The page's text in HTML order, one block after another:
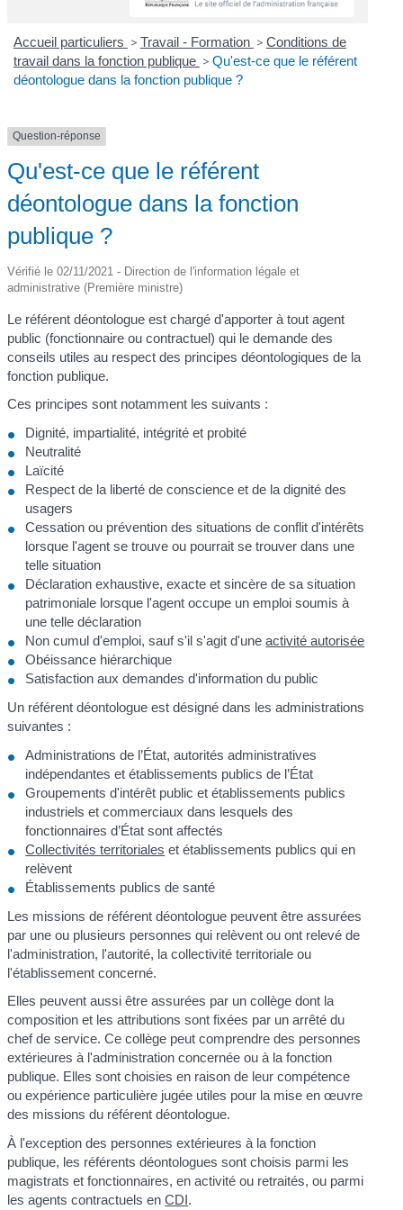
Accueil particuliers > Travail - Formation > Conditions de
travail dans la fonction publique > Qu'est-ce que le référent
déontologue dans la fonction publique ?
Question-réponse
Qu'est-ce que le référent
déontologue dans la fonction
publique ?
Vérifié le 02/11/2021 - Direction de l'information légale et
administrative (Première ministre)
Le référent déontologue est chargé d'apporter à tout agent
public (fonctionnaire ou contractuel) qui le demande des
conseils utiles au respect des principes déontologiques de la
fonction publique.
Ces principes sont notamment les suivants :
Dignité, impartialité, intégrité et probité
Neutralité
Laïcité
Respect de la liberté de conscience et de la dignité des
usagers
Cessation ou prévention des situations de conflit d'intérêts
lorsque l'agent se trouve ou pourrait se trouver dans une
telle situation
Déclaration exhaustive, exacte et sincère de sa situation
patrimoniale lorsque l'agent occupe un emploi soumis à
une telle déclaration
Non cumul d'emploi, sauf s'il s'agit d'uneactivité autorisée
Obéissance hiérarchique
Satisfaction aux demandes d'information du public
Un référent déontologue est désigné dans les administrations
suivantes :
Administrations de l’État, autorités administratives
indépendantes et établissements publics de l’État
Groupements d'intérêt public et établissements publics
industriels et commerciaux dans lesquels des
fonctionnaires d’État sont affectés
Collectivités territoriales et établissements publics qui en
relèvent
Établissements publics de santé
Les missions de référent déontologue peuvent être assurées
par une ou plusieurs personnes qui relèvent ou ont relevé de
l'administration, l'autorité, la collectivité territoriale ou
l'établissement concerné.
Elles peuvent aussi être assurées par un collège dont la
composition et les attributions sont fixées par un arrêté du
chef de service. Ce collège peut comprendre des personnes
extérieures à l'administration concernée ou à la fonction
publique. Elles sont choisies en raison de leur compétence
ou expérience particulière jugée utiles pour la mise en œuvre
des missions du référent déontologue.
À l'exception des personnes extérieures à la fonction
publique, les référents déontologues sont choisis parmi les
magistrats et fonctionnaires, en activité ou retraités, ou parmi
les agents contractuels enCDI.